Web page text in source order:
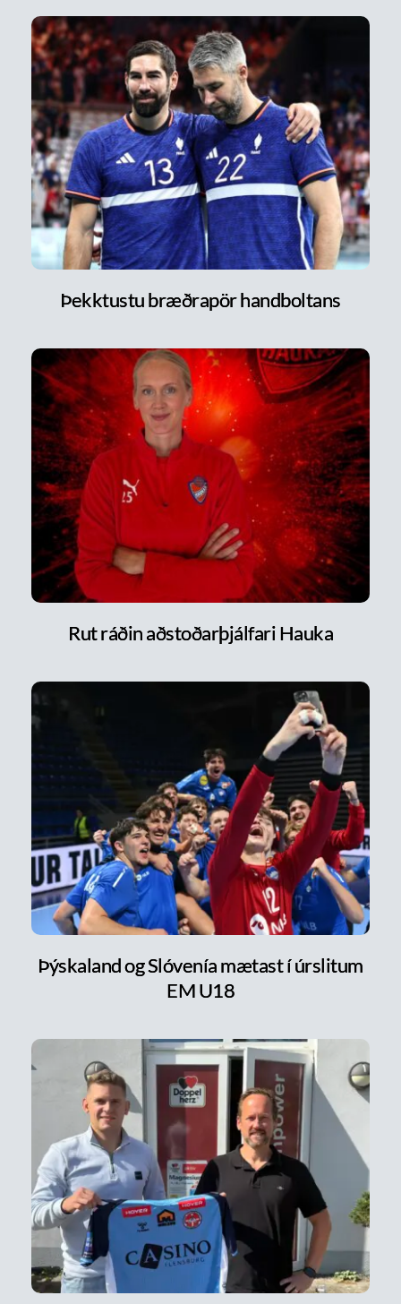
Þekktustu bræðrapör handboltans
Rut ráðin aðstoðarþjálfari Hauka
Þýskaland og Slóvenía mætast í úrslitum
EM U18